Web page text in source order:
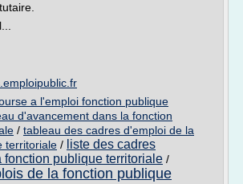
a l'emploi fonction publique
d'avancement dans la fonction
/ tableau des cadres d'emploi de la
territoriale / liste des cadres
fonction publique territoriale /
de la fonction publique